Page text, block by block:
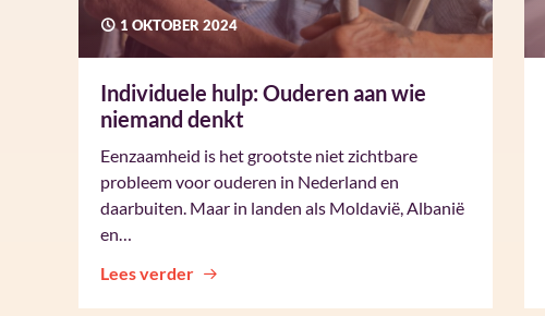
1 OKTOBER 2024
Individuele hulp: Ouderen aan wie
niemand denkt
Eenzaamheid is het grootste niet zichtbare
probleem voor ouderen in Nederland en
daarbuiten. Maar in landen als Moldavië, Albanië
en…
Lees verder